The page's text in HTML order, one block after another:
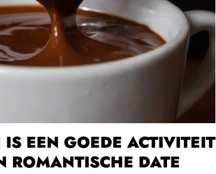
IS EEN GOEDE ACTIVITEIT
ROMANTISCHE DATE